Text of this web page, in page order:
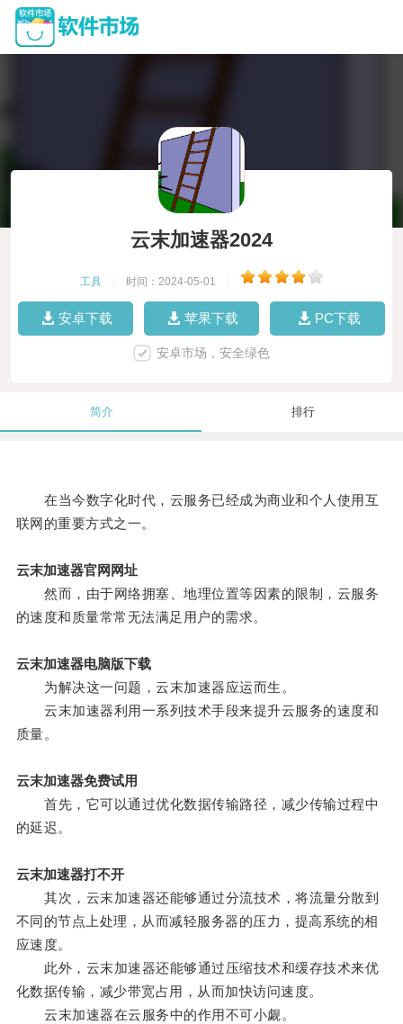
云末加速器2024
工具 时间：2024-05-01
安卓下载 苹果下载 PC下载
安卓市场，安全绿色
简介 排行
在当今数字化时代，云服务已经成为商业和个人使用互
联网的重要方式之一。
云末加速器官网网址
然而，由于网络拥塞、地理位置等因素的限制，云服务
的速度和质量常常无法满足用户的需求。
云末加速器电脑版下载
为解决这一问题，云末加速器应运而生。
云末加速器利用一系列技术手段来提升云服务的速度和
质量。
云末加速器免费试用
首先，它可以通过优化数据传输路径，减少传输过程中
的延迟。
云末加速器打不开
其次，云末加速器还能够通过分流技术，将流量分散到
不同的节点上处理，从而减轻服务器的压力，提高系统的相
应速度。
此外，云末加速器还能够通过压缩技术和缓存技术来优
化数据传输，减少带宽占用，从而加快访问速度。
云末加速器在云服务中的作用不可小觑。